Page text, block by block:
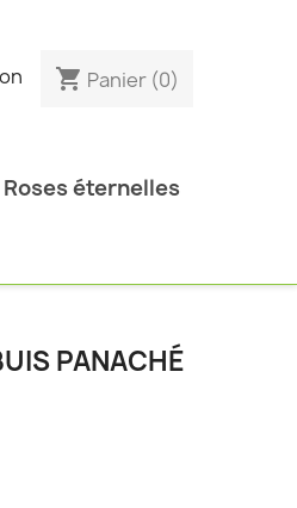
shopping_cart Panier (0)
Roses éternelles
PANACHÉ